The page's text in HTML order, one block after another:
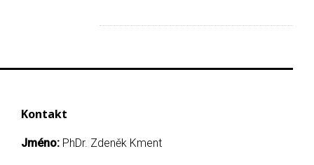
Kontakt
Jméno: PhDr. Zdeněk Kment